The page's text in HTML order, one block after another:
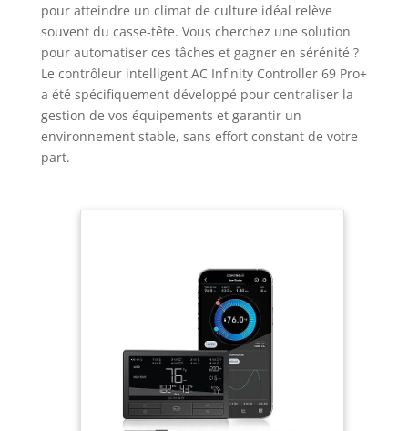
pour atteindre un climat de culture idéal relève
souvent du casse-tête. Vous cherchez une solution
pour automatiser ces tâches et gagner en sérénité ?
Le contrôleur intelligent AC Infinity Controller 69 Pro+
a été spécifiquement développé pour centraliser la
gestion de vos équipements et garantir un
environnement stable, sans effort constant de votre
part.